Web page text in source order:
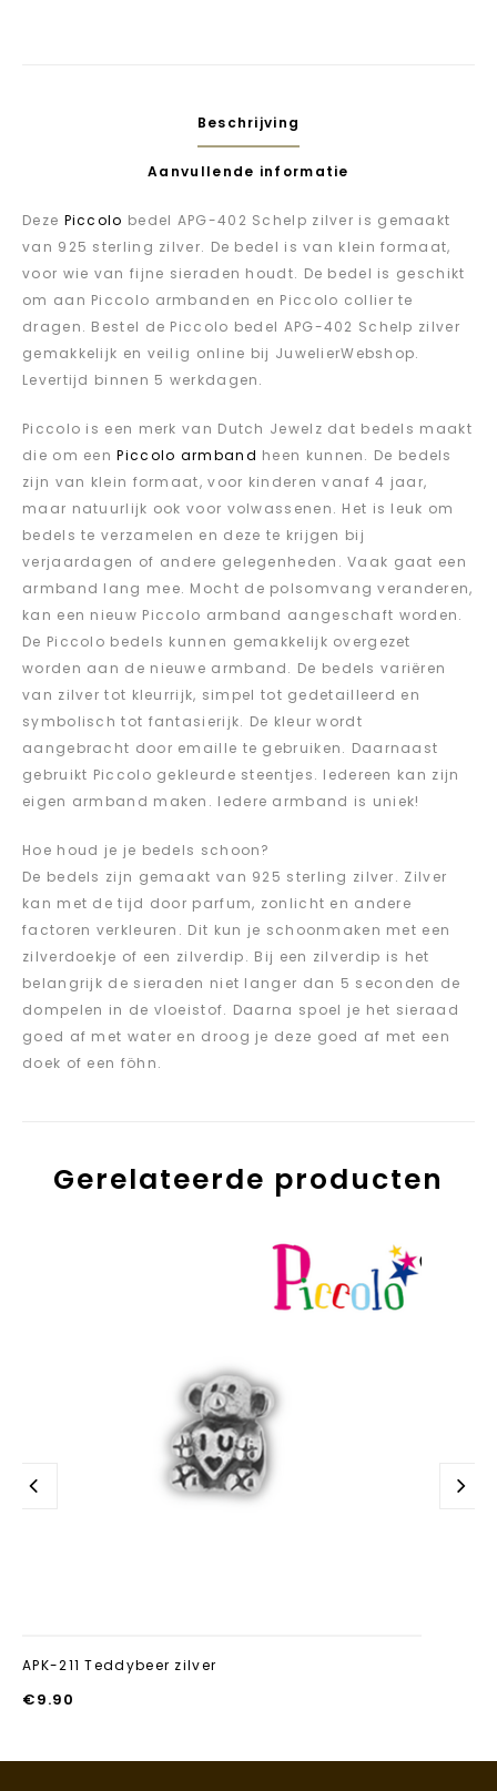
Beschrijving
Aanvullende informatie
Deze Piccolo bedel APG-402 Schelp zilver is gemaakt
van 925 sterling zilver. De bedel is van klein formaat,
voor wie van fijne sieraden houdt. De bedel is geschikt
om aan Piccolo armbanden en Piccolo collier te
dragen. Bestel de Piccolo bedel APG-402 Schelp zilver
gemakkelijk en veilig online bij JuwelierWebshop.
Levertijd binnen 5 werkdagen.
Piccolo is een merk van Dutch Jewelz dat bedels maakt
die om eenPiccolo armband heen kunnen. De bedels
zijn van klein formaat, voor kinderen vanaf 4 jaar,
maar natuurlijk ook voor volwassenen. Het is leuk om
bedels te verzamelen en deze te krijgen bij
verjaardagen of andere gelegenheden. Vaak gaat een
armband lang mee. Mocht de polsomvang veranderen,
kan een nieuw Piccolo armband aangeschaft worden.
De Piccolo bedels kunnen gemakkelijk overgezet
worden aan de nieuwe armband. De bedels variëren
van zilver tot kleurrijk, simpel tot gedetailleerd en
symbolisch tot fantasierijk. De kleur wordt
aangebracht door emaille te gebruiken. Daarnaast
gebruikt Piccolo gekleurde steentjes. Iedereen kan zijn
eigen armband maken. Iedere armband is uniek!
Hoe houd je je bedels schoon?
De bedels zijn gemaakt van 925 sterling zilver. Zilver
kan met de tijd door parfum, zonlicht en andere
factoren verkleuren. Dit kun je schoonmaken met een
zilverdoekje of een zilverdip. Bij een zilverdip is het
belangrijk de sieraden niet langer dan 5 seconden de
dompelen in de vloeistof. Daarna spoel je het sieraad
goed af met water en droog je deze goed af met een
doek of een föhn.
Gerelateerde producten
APK-211 Teddybeer zilver
€9.90